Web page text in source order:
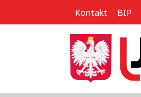
Kontakt BIP